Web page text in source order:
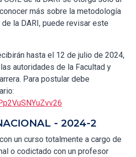
más sobre la metodología
la DARI, puede revisar este
hasta el 12 de julio de 2024,
autoridades de la Facultad y
Para postular debe
- 2024-2
un curso totalmente a cargo de
o codictado con un profesor